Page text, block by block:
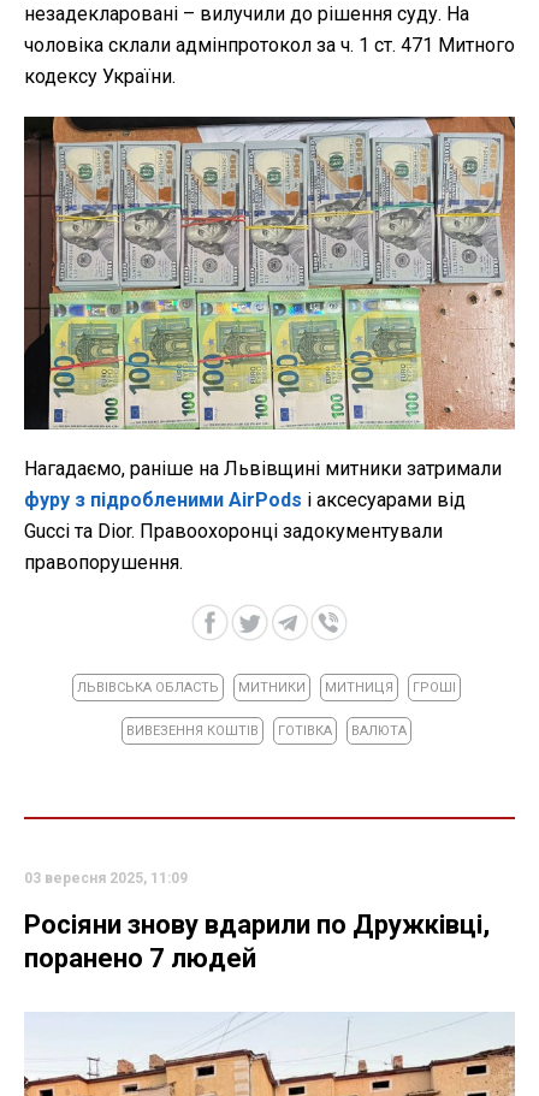
незадекларовані – вилучили до рішення суду. На
чоловіка склали адмінпротокол за ч. 1 ст. 471 Митного
кодексу України.
Нагадаємо, раніше на Львівщині митники затримали
фуру з підробленими AirPods і аксесуарами від
Gucci та Dior. Правоохоронці задокументували
правопорушення.
ЛЬВІВСЬКА ОБЛАСТЬ МИТНИКИ МИТНИЦЯ ГРОШІ
ВИВЕЗЕННЯ КОШТІВ ГОТІВКА ВАЛЮТА
03 вересня 2025, 11:09
Росіяни знову вдарили по Дружківці,
поранено 7 людей